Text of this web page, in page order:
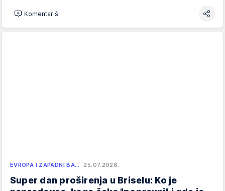
Komentariši
EVROPA I ZAPADNI BA… 25.07.2026.
Super dan proširenja u Briselu: Ko je